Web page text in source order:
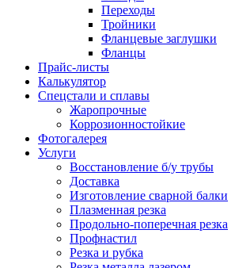
Переходы
Тройники
Фланцевые заглушки
Фланцы
Прайс-листы
Калькулятор
Спецстали и сплавы
Жаропрочные
Коррозионностойкие
Фотогалерея
Услуги
Восстановление б/у трубы
Доставка
Изготовление сварной балки
Плазменная резка
Продольно-поперечная резка
Профнастил
Резка и рубка